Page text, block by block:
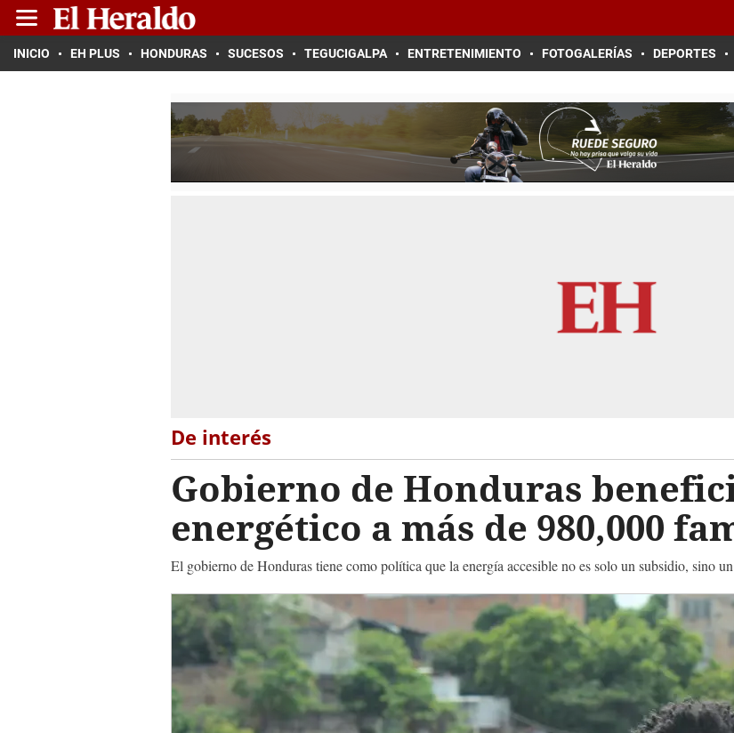
INICIO EH PLUS HONDURAS SUCESOS TEGUCIGALPA ENTRETENIMIENTO FOTOGALERÍAS DEPORTES
De interés
Gobierno de Honduras
energético a más de 980,000
El gobierno de Honduras tiene como política que la energía accesible no es solo un subsidio, sino